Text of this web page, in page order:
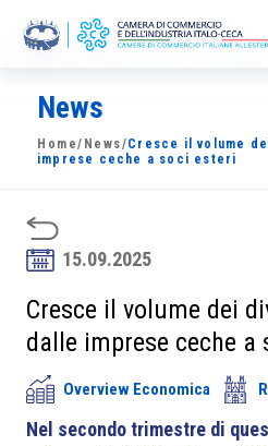
La Camera
News
Sviluppo Mercato
Soci
Partner
Progetti
News
Home/ News/Cresce il volume
imprese ceche a soci esteri
15.09.2025
Cresce il volume dei
dalle imprese ceche a
Overview Economica
Nel secondo trimestre di